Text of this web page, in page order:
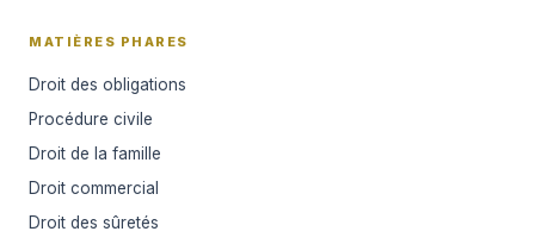
MATIÈRES PHARES
Droit des obligations
Procédure civile
Droit de la famille
Droit commercial
Droit des sûretés